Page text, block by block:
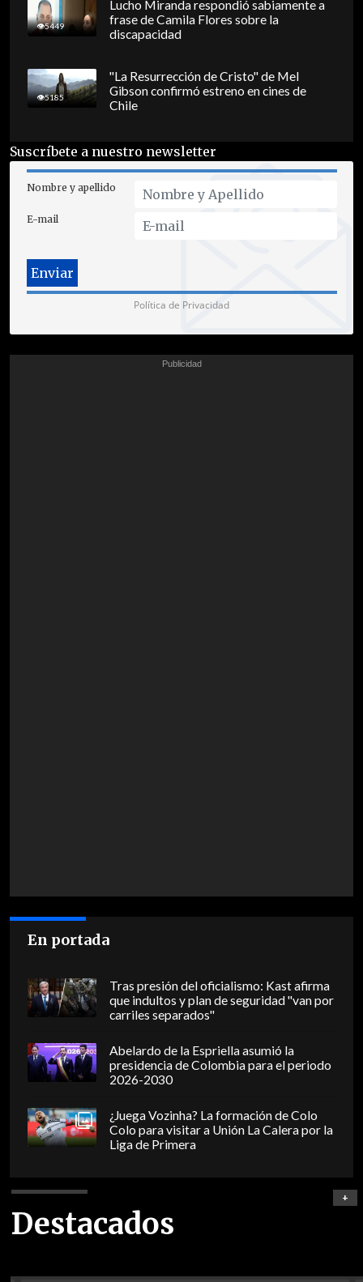
5449
Lucho Miranda respondió sabiamente a
frase de Camila Flores sobre la
discapacidad
5185
"La Resurrección de Cristo" de Mel
Gibson confirmó estreno en cines de
Chile
Suscríbete a nuestro newsletter
Nombre y apellido
E-mail
Política de Privacidad
En portada
Tras presión del oficialismo: Kast afirma
que indultos y plan de seguridad "van por
carriles separados"
Abelardo de la Espriella asumió la
presidencia de Colombia para el periodo
2026-2030
¿Juega Vozinha? La formación de Colo
Colo para visitar a Unión La Calera por la
Liga de Primera
Destacados
+